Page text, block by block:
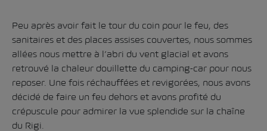
Peu après avoir fait le tour du coin pour le feu, des
sanitaires et des places assises couvertes, nous sommes
allées nous mettre à l’abri du vent glacial et avons
retrouvé la chaleur douillette du camping-car pour nous
reposer. Une fois réchauffées et revigorées, nous avons
décidé de faire un feu dehors et avons profité du
crépuscule pour admirer la vue splendide sur la chaîne
du Rigi.